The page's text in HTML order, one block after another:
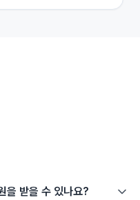
을 받을 수 있나요?